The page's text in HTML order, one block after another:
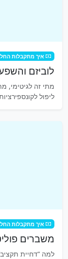
איך מתקבלות
לוביזם
מתי זה לגיטימי,
ליפול
איך מתקבלות
משברים
למה “דחיית